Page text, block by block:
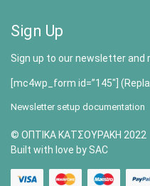
Sign Up
Sign up to our newsletter and
[mc4wp_form id=”145″]
Newsletter setup documentation
© ΟΠΤΙΚΑ ΚΑΤΣΟΥΡΑΚΗ 2022
Built with love by SAC